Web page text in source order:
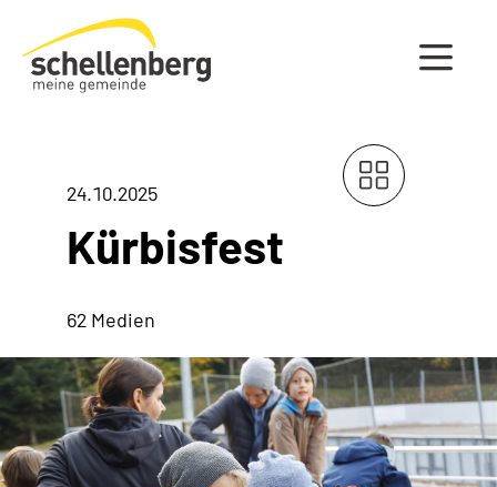
Gemeinde Schellenberg Startseite
24.10.2025
Kürbisfest
62 Medien